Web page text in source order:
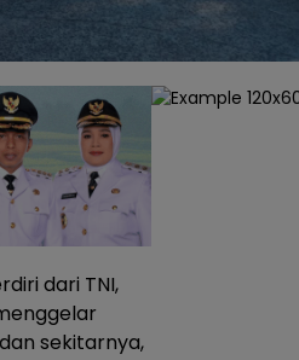
dari TNI,
sekitarnya,